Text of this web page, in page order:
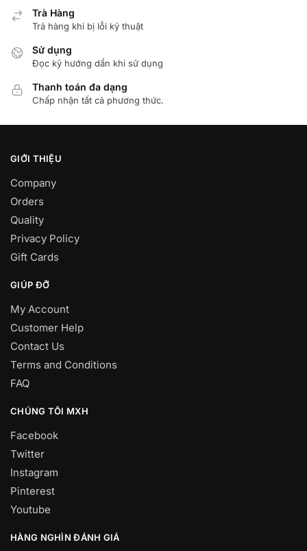
Trà Hàng
Trả hàng khi bị lỗi kỷ thuật
Sử dụng
Đọc kỹ hướng dẩn khi sử dụng
Thanh toán đa dạng
Chấp nhận tất cả phương thức.
GIỚI THIỆU
Company
Orders
Quality
Privacy Policy
Gift Cards
GIÚP ĐỠ
My Account
Customer Help
Contact Us
Terms and Conditions
FAQ
CHÚNG TÔI MXH
Facebook
Twitter
Instagram
Pinterest
Youtube
HÀNG NGHÌN ĐÁNH GIÁ